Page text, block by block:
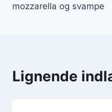
mozzarella og svampe
Lignende